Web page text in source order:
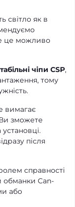
світло як в
це можливо
чіпи CSP,
тому
вимагає
зможете
після
справності
обманки Can-
або